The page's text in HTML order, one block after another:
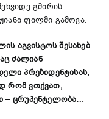
გმირის
ფილმი გამოვა.
აგვისტოს შესახებ
ძალიან
პრეზიდენტისას,
რომ ვთქვათ,
– ცრუპენტელობა…